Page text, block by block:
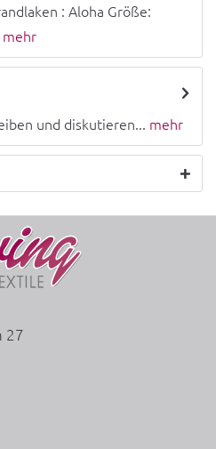
: Aloha Größe:
mehr
und diskutieren... mehr
27